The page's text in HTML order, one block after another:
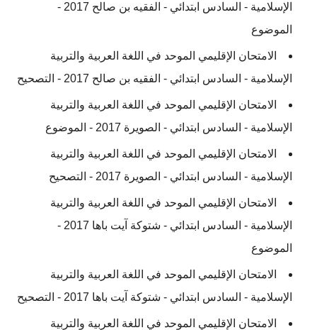
الإسلامية - السادس ابتدائي - الفقيه بن صالح 2017 -
الموضوع
الامتحان الإقليمي الموحد في اللغة العربية والتربية
الإسلامية - السادس ابتدائي - الفقيه بن صالح 2017 - التصحيح
الامتحان الإقليمي الموحد في اللغة العربية والتربية
الإسلامية - السادس ابتدائي - الصويرة 2017 - الموضوع
الامتحان الإقليمي الموحد في اللغة العربية والتربية
الإسلامية - السادس ابتدائي - الصويرة 2017 - التصحيح
الامتحان الإقليمي الموحد في اللغة العربية والتربية
الإسلامية - السادس ابتدائي - شتوكة آيت باها 2017 -
الموضوع
الامتحان الإقليمي الموحد في اللغة العربية والتربية
الإسلامية - السادس ابتدائي - شتوكة آيت باها 2017 - التصحيح
الامتحان الإقليمي الموحد في اللغة العربية والتربية